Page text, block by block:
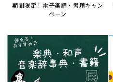
期間限定！電子楽譜・書籍キャン
ペーン